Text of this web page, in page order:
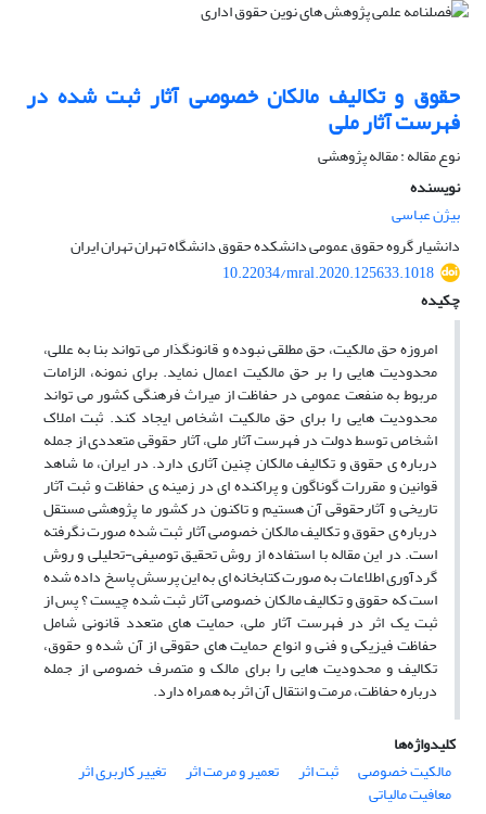
حقوق و تکالیف مالکان خصوصی آثار ثبت شده در
فهرست آثار ملی
نوع مقاله : مقاله پژوهشی
نویسنده
بیژن عباسی
دانشیار گروه حقوق عمومی دانشکده حقوق دانشگاه تهران تهران ایران
10.22034/mral.2020.125633.1018
چکیده
امروزه حق مالکیت، حق مطلقی نبوده و قانونگذار می تواند بنا به عللی،
محدودیت هایی را بر حق مالکیت اعمال نماید. برای نمونه، الزامات
مربوط به منفعت عمومی در حفاظت از میراث فرهنگی کشور می تواند
محدودیت هایی را برای حق مالکیت اشخاص ایجاد کند. ثبت املاک
اشخاص توسط دولت در فهرست آثار ملی، آثار حقوقی متعددی از جمله
درباره ی حقوق و تکالیف مالکان چنین آثاری دارد. در ایران، ما شاهد
قوانین و مقررات گوناگون و پراکنده ای در زمینه ی حفاظت و ثبت آثار
تاریخی و آثارحقوقی آن هستیم و تاکنون در کشور ما پژوهشی مستقل
درباره ی حقوق و تکالیف مالکان خصوصی آثار ثبت شده صورت نگرفته
است. در این مقاله با استفاده از روش تحقیق توصیفی-تحلیلی و روش
گردآوری اطلاعات به صورت کتابخانه ای به این پرسش پاسخ داده شده
است که حقوق و تکالیف مالکان خصوصی آثار ثبت شده چیست ؟ پس از
ثبت یک اثر در فهرست آثار ملی، حمایت های متعدد قانونی شامل
حفاظت فیزیکی و فنی و انواع حمایت های حقوقی از آن شده و حقوق،
تکالیف و محدودیت هایی را برای مالک و متصرف خصوصی از جمله
درباره حفاظت، مرمت و انتقال آن اثر به همراه دارد.
کلیدواژه‌ها
مالکیت خصوصی
ثبت اثر تعمیر و مرمت اثر تغییر کاربری اثر
معافیت مالیاتی